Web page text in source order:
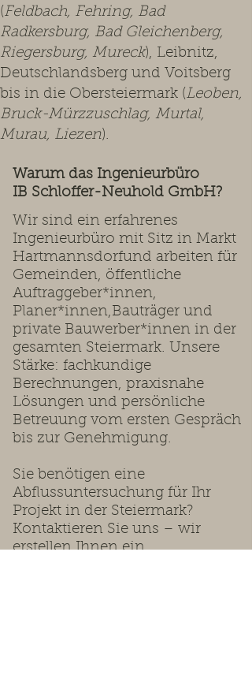
(Feldbach, Fehring, Bad
Radkersburg, Bad Gleichenberg,
Riegersburg, Mureck), Leibnitz,
Deutschlandsberg und Voitsberg
bis in die Obersteiermark (Leoben,
Bruck-Mürzzuschlag, Murtal,
Murau, Liezen).
Warum das Ingenieurbüro
IB Schloffer-Neuhold GmbH?
Wir sind ein erfahrenes
Ingenieurbüro mit Sitz in Markt
Hartmannsdorfund arbeiten für
Gemeinden, öffentliche
Auftraggeber*innen,
Planer*innen,Bauträger und
private Bauwerber*innen in der
gesamten Steiermark. Unsere
Stärke: fachkundige
Berechnungen, praxisnahe
Lösungen und persönliche
Betreuung vom ersten Gespräch
bis zur Genehmigung.
Sie benötigen eine
Abflussuntersuchung für Ihr
Projekt in der Steiermark?
Kontaktieren Sie uns – wir
erstellen Ihnen ein